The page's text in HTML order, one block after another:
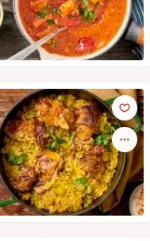
one pot kyckling med